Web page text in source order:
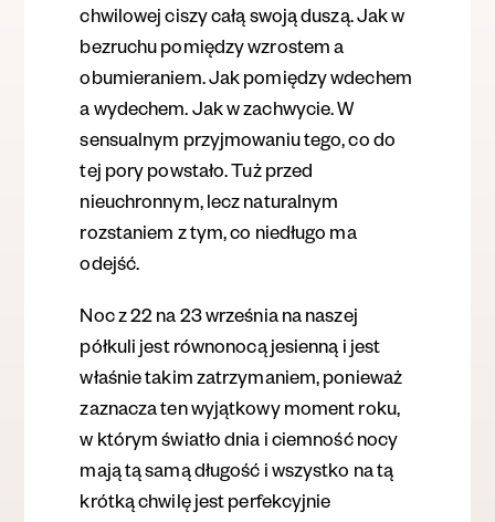
chwilowej ciszy całą swoją duszą. Jak w
bezruchu pomiędzy wzrostem a
obumieraniem. Jak pomiędzy wdechem
a wydechem. Jak w zachwycie. W
sensualnym przyjmowaniu tego, co do
tej pory powstało. Tuż przed
nieuchronnym, lecz naturalnym
rozstaniem z tym, co niedługo ma
odejść.
Noc z 22 na 23 września na naszej
półkuli jest równonocą jesienną i jest
właśnie takim zatrzymaniem, ponieważ
zaznacza ten wyjątkowy moment roku,
w którym światło dnia i ciemność nocy
mają tą samą długość i wszystko na tą
krótką chwilę jest perfekcyjnie